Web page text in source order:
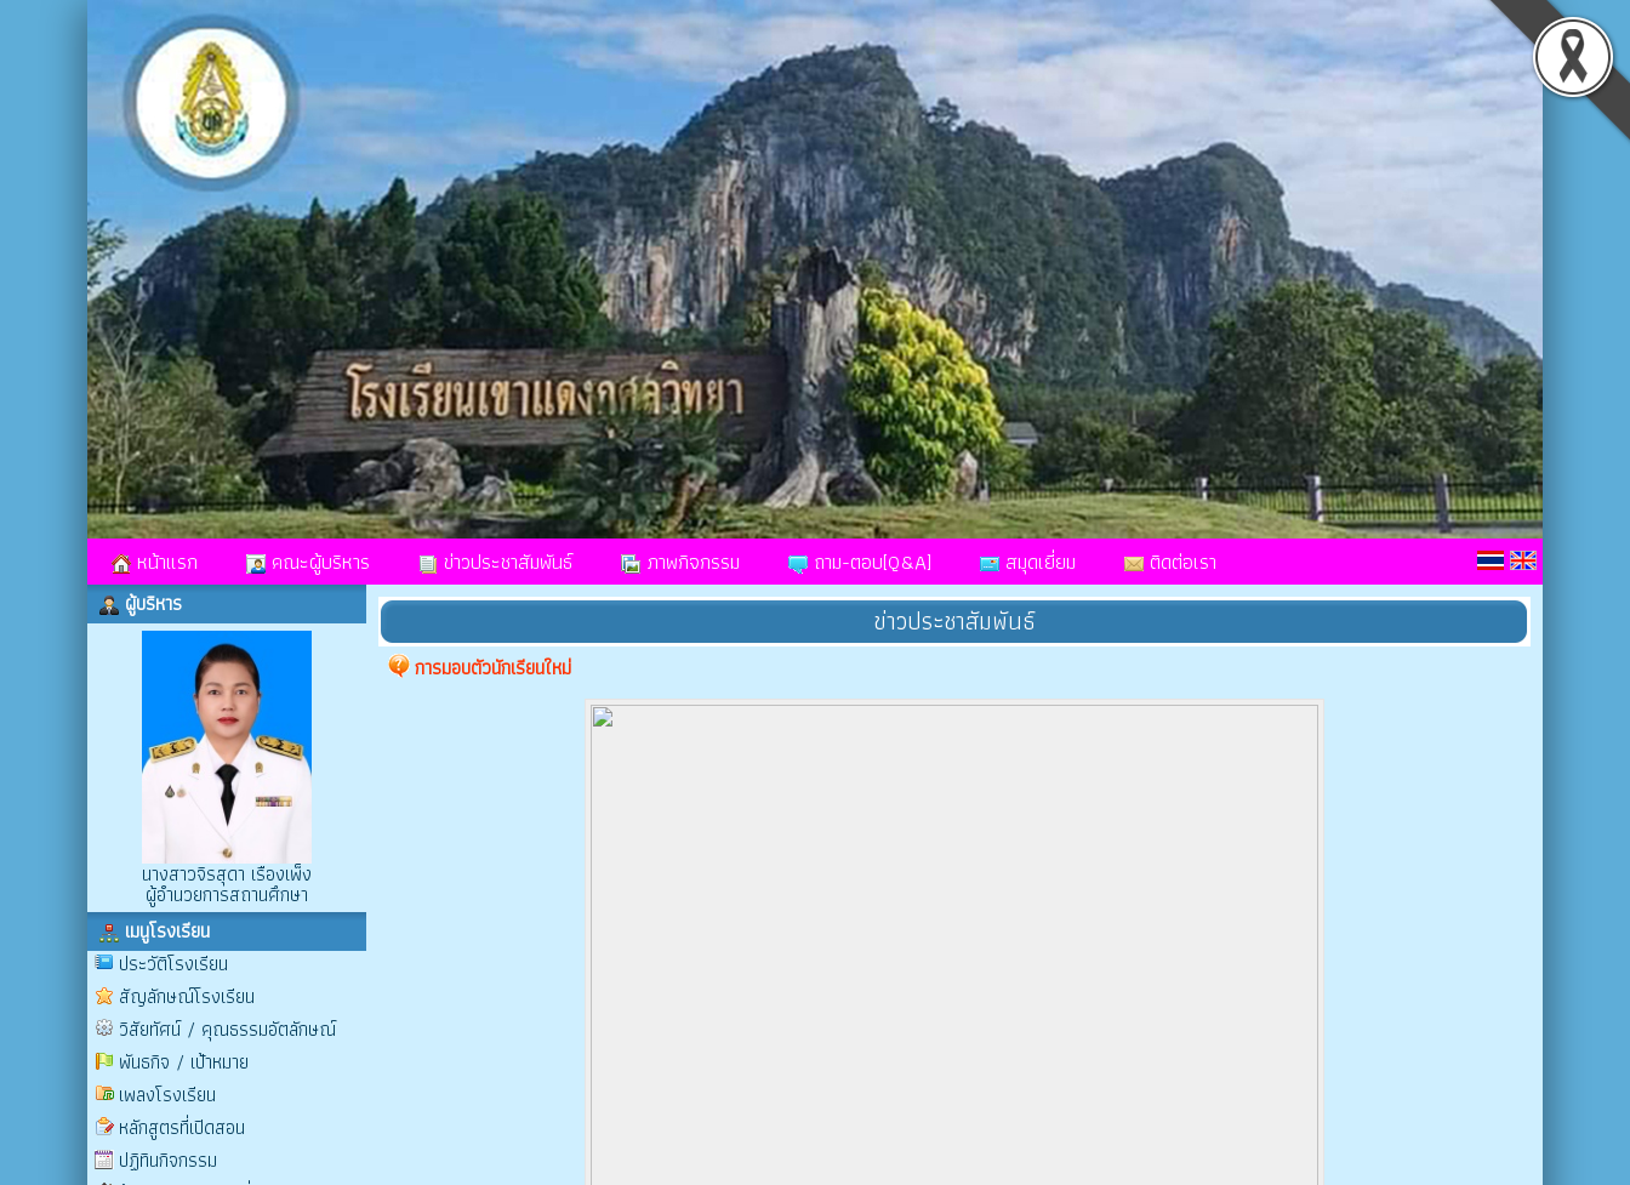
หน้าแรก คณะผู้บริหาร ข่าวประชาสัมพันธ์ ภาพกิจกรรม ถาม-ตอบ[Q&A] สมุดเยี่ยม ติดต่อเรา
ผู้บริหาร
นางสาวจิรสุดา เรืองเพ็ง
ผู้อำนวยการสถานศึกษา
เมนูโรงเรียน
ประวัติโรงเรียน
สัญลักษณ์โรงเรียน
วิสัยทัศน์ / คุณธรรมอัตลักษณ์
พันธกิจ / เป้าหมาย
เพลงโรงเรียน
หลักสูตรที่เปิดสอน
ปฏิทินกิจกรรม
ข่าวประชาสัมพันธ์
การมอบตัวนักเรียนใหม่